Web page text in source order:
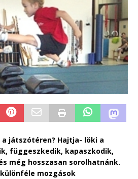
játszótéren? Hajtja- löki a
függeszkedik, kapaszkodik,
még hosszasan sorolhatnánk.
mozgások